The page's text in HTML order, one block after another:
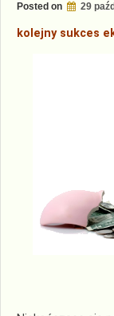
Posted on 29
kolejny sukces